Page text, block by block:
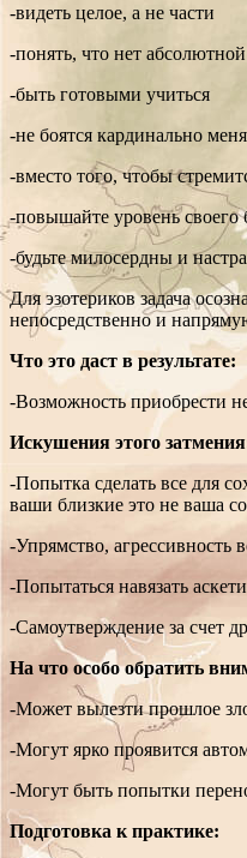
-видеть целое, а не части
-понять, что нет
-быть готовыми учиться
-не боятся кардинально
-вместо того, чтобы
-повышайте уровень своего
-будьте милосердны и
Для эзотериков задача
непосредственно и
Что это даст в результате:
-Возможность приобрести
Искушения этого
-Попытка сделать все для
ваши близкие это не ваша
-Упрямство, агрессивность
-Попытаться навязать
-Самоутверждение за счет
На что особо обратить
-Может вылезти прошлое
-Могут ярко проявится
-Могут быть попытки
Подготовка к практике: